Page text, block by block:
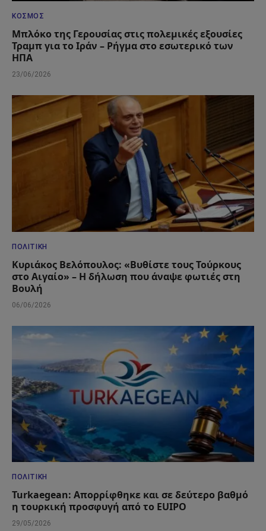
ΚΌΣΜΟΣ
Μπλόκο της Γερουσίας στις πολεμικές εξουσίες
Τραμπ για το Ιράν – Ρήγμα στο εσωτερικό των
ΗΠΑ
23/06/2026
ΠΟΛΙΤΙΚΉ
Κυριάκος Βελόπουλος: «Βυθίστε τους Τούρκους
στο Αιγαίο» – Η δήλωση που άναψε φωτιές στη
Βουλή
06/06/2026
ΠΟΛΙΤΙΚΉ
Turkaegean: Απορρίφθηκε και σε δεύτερο βαθμό
η τουρκική προσφυγή από το EUIPO
29/05/2026